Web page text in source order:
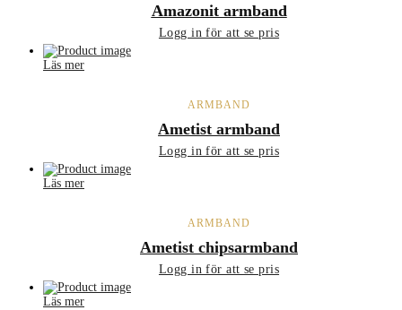
Amazonit armband
Logg in för att se pris
Läs mer
ARMBAND
Ametist armband
Logg in för att se pris
Läs mer
ARMBAND
Ametist chipsarmband
Logg in för att se pris
Läs mer